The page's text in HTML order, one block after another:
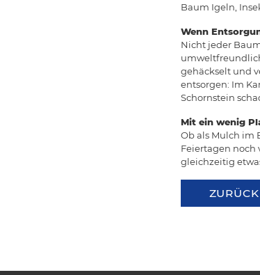
Baum Igeln,
Wenn
Nicht jeder
gehäckselt und
entsorgen: Im
Schornstein
Mit ein wenig
Ob als Mulch im
Feiertagen noch
gleichzeitig
ZURÜCK